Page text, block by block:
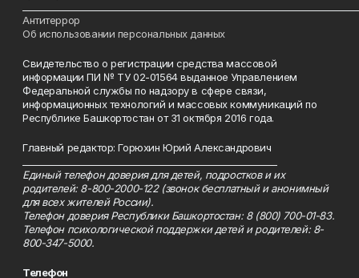
Антитеррор
Об использовании персональных данных
Свидетельство о регистрации средства массовой
информации ПИ № ТУ 02-01564 выданное Управлением
Федеральной службы по надзору в сфере связи,
информационных технологий и массовых коммуникаций по
Республике Башкортостан от 31 октября 2016 года.
Главный редактор: Горюхин Юрий Александрович
Единый телефон доверия для детей, подростков и их
родителей: 8-800-2000-122 (звонок бесплатный и анонимный
для всех жителей России).
Телефон доверия Республики Башкортостан: 8 (800) 700-01-83.
Телефон психологической поддержки детей и родителей: 8-
800-347-5000.
Телефон